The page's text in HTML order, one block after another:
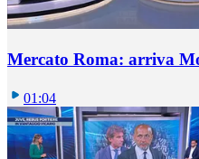
Mercato Roma: arriva
01:04